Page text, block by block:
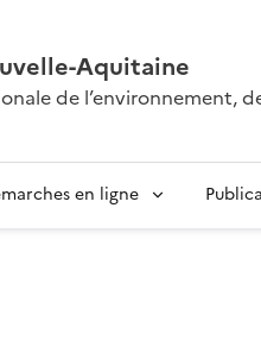
Aquitaine
de l’environnement,
en ligne